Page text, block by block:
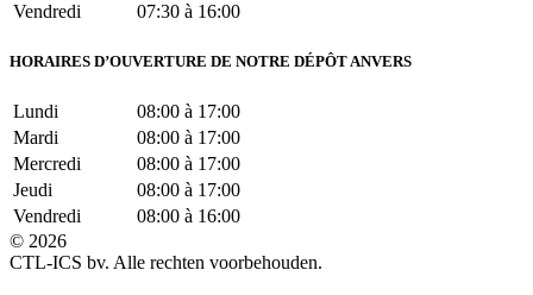
Vendredi
07:30 à 16:00
HORAIRES D’OUVERTURE DE NOTRE DÉPÔT ANVERS
Lundi
08:00 à 17:00
Mardi
08:00 à 17:00
Mercredi
08:00 à 17:00
Jeudi
08:00 à 17:00
Vendredi
08:00 à 16:00
© 2026
CTL-ICS bv. Alle rechten voorbehouden.